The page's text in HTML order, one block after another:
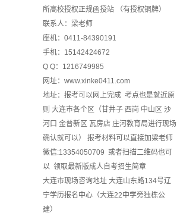
所高校授权正规函授站 （有授权铜牌）
联系人：梁老师
座机：0411-84390191
手机：15142424672
Q Q：1216749985
网址： www.xinke0411.com
地址：报考可以网上完成 考点也是就近原
则 大连市各个区（甘井子 西岗 中山区 沙
河口 金普新区 瓦房店 庄河教育局进行现场
确认就可以） 报考材料可以直接加梁老师
微信:13354050709 或者扫描二维码也可
以 领取最新版成人自考招生简章
大连市现场咨询地址 大连山东路134号辽
宁学历报名中心（大连22中学旁独栋公
建）